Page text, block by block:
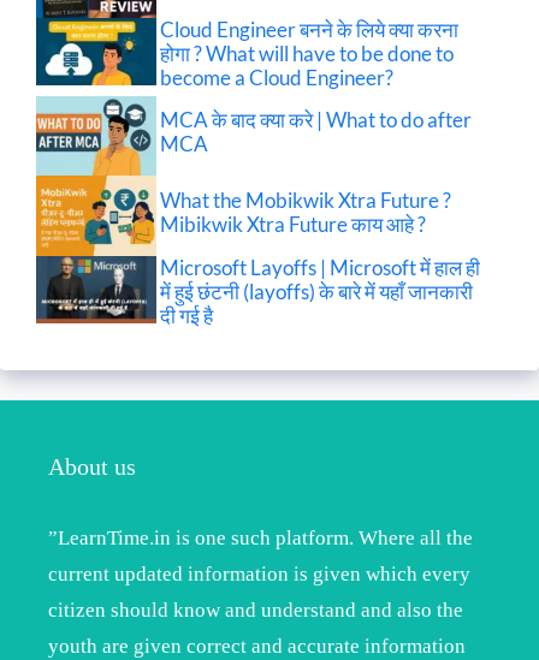
Cloud Engineer बनने के लिये क्या करना
होगा ? What will have to be done to
become a Cloud Engineer?
MCA के बाद क्या करे | What to do after
MCA
What the Mobikwik Xtra Future ?
Mibikwik Xtra Future काय आहे ?
Microsoft Layoffs | Microsoft में हाल ही
में हुई छंटनी (layoffs) के बारे में यहाँ जानकारी
दी गई है
About us
”LearnTime.in is one such platform. Where all the
current updated information is given which every
citizen should know and understand and also the
youth are given correct and accurate information